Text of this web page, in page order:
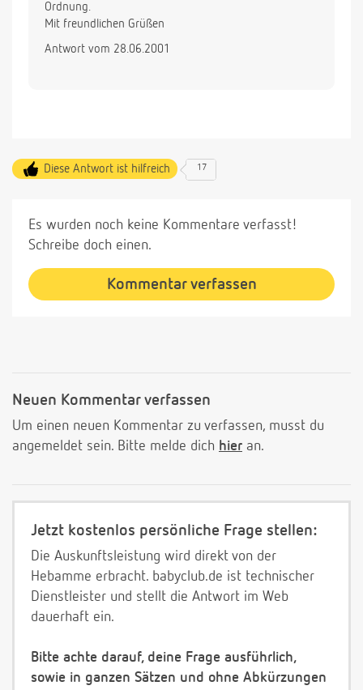
Ordnung.
Mit freundlichen Grüßen
Antwort vom 28.06.2001
Diese Antwort ist hilfreich 17
Es wurden noch keine Kommentare verfasst!
Schreibe doch einen.
Kommentar verfassen
Neuen Kommentar verfassen
Um einen neuen Kommentar zu verfassen, musst du
angemeldet sein. Bitte melde dich hier an.
Jetzt kostenlos persönliche Frage stellen:
Die Auskunftsleistung wird direkt von der
Hebamme erbracht. babyclub.de ist technischer
Dienstleister und stellt die Antwort im Web
dauerhaft ein.
Bitte achte darauf, deine Frage ausführlich,
sowie in ganzen Sätzen und ohne Abkürzungen